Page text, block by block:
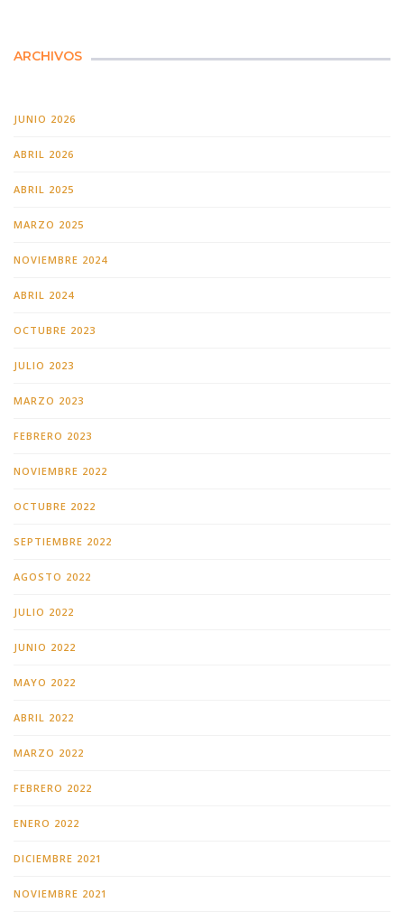
ARCHIVOS
JUNIO 2026
ABRIL 2026
ABRIL 2025
MARZO 2025
NOVIEMBRE 2024
ABRIL 2024
OCTUBRE 2023
JULIO 2023
MARZO 2023
FEBRERO 2023
NOVIEMBRE 2022
OCTUBRE 2022
SEPTIEMBRE 2022
AGOSTO 2022
JULIO 2022
JUNIO 2022
MAYO 2022
ABRIL 2022
MARZO 2022
FEBRERO 2022
ENERO 2022
DICIEMBRE 2021
NOVIEMBRE 2021